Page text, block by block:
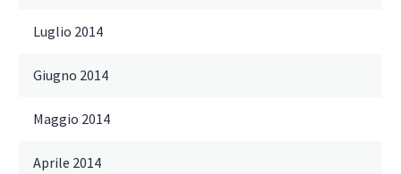
Luglio 2014
Giugno 2014
Maggio 2014
Aprile 2014